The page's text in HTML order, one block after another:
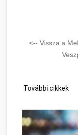
<-- Vissza a
További cikkek